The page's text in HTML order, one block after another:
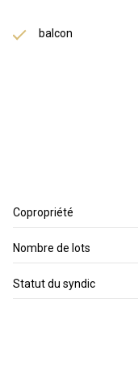
balcon
Copropriété
Nombre de lots
Statut du syndic